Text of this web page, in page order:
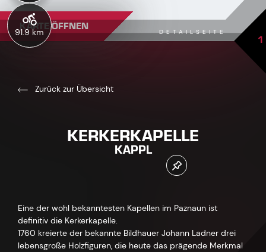
91.9 km
KARTE ÖFFNEN DETAILSEITE 1
Zurück zur Übersicht
KERKERKAPELLE
KAPPL
Eine der wohl bekanntesten Kapellen im Paznaun ist
definitiv die Kerkerkapelle.
1760 kreierte der bekannte Bildhauer Johann Ladner drei
lebensgroße Holzfiguren, die heute das prägende Merkmal